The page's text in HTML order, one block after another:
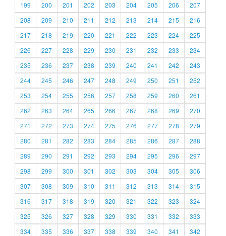
199
200 201 202 203 204 205 206
207
208
209 210 211 212 213 214 215
216
217
218 219 220 221 222 223 224
225
226
227 228 229 230 231 232 233
234
235
236 237 238 239 240 241 242
243
244
245 246 247 248 249 250 251
252
253
254 255 256 257 258 259 260
261
262
263 264 265 266 267 268 269
270
271
272 273 274 275 276 277 278
279
280
281 282 283 284 285 286 287
288
289
290 291 292 293 294 295 296
297
298
299 300 301 302 303 304 305
306
307
308 309 310 311 312 313 314
315
316
317 318 319 320 321 322 323
324
325
326 327 328 329 330 331 332
333
334
335 336 337 338 339 340 341 342